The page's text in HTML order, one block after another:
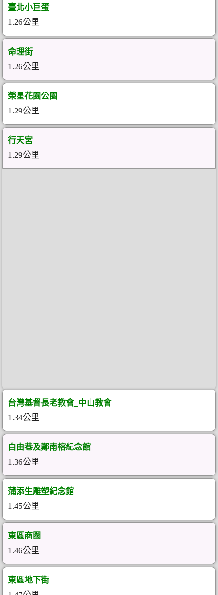
臺北小巨蛋
1.26公里
命理街
1.26公里
榮星花園公園
1.29公里
行天宮
1.29公里
台灣基督長老教會_中山教會
1.34公里
自由巷及鄭南榕紀念館
1.36公里
蒲添生雕塑紀念館
1.45公里
東區商圈
1.46公里
東區地下街